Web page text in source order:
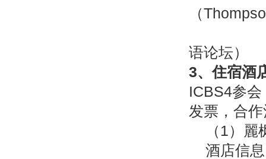
（
语论坛）
3、住宿酒
ICBS4参
发票，合
（1）
酒店信